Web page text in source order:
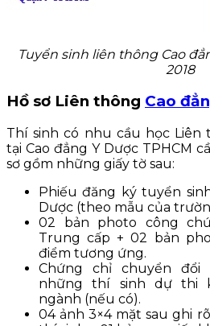
Tuyển sinh liên thông Cao
2018
Hồ sơ Liên thông Cao
Thí sinh có nhu cầu học Liên
tại Cao đẳng Y Dược TPHCM
sơ gồm những giấy tờ sau:
Phiếu đăng ký tuyển
Dược (theo mẫu của
02 bản photo công
Trung cấp + 02 bản
điểm tương ứng.
Chứng chỉ chuyển đổi
những thí sinh dự thi
ngành (nếu có).
04 ảnh 3×4 mặt sau ghi